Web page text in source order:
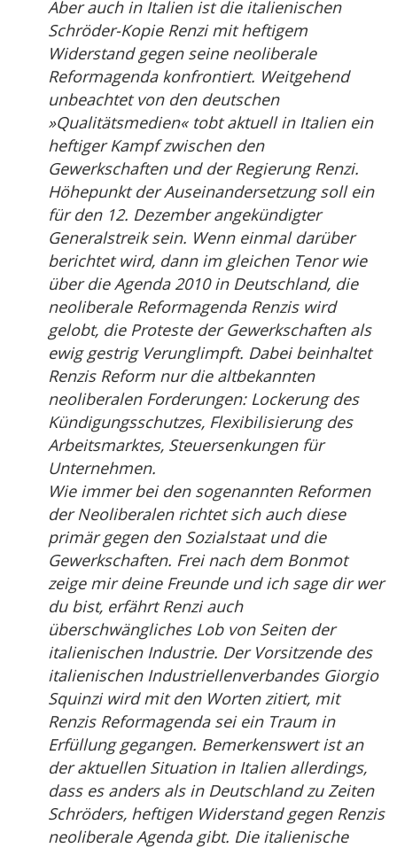
Aber auch in Italien ist die italienischen
Schröder-Kopie Renzi mit heftigem
Widerstand gegen seine neoliberale
Reformagenda konfrontiert. Weitgehend
unbeachtet von den deutschen
»Qualitätsmedien« tobt aktuell in Italien ein
heftiger Kampf zwischen den
Gewerkschaften und der Regierung Renzi.
Höhepunkt der Auseinandersetzung soll ein
für den 12. Dezember angekündigter
Generalstreik sein. Wenn einmal darüber
berichtet wird, dann im gleichen Tenor wie
über die Agenda 2010 in Deutschland, die
neoliberale Reformagenda Renzis wird
gelobt, die Proteste der Gewerkschaften als
ewig gestrig Verunglimpft. Dabei beinhaltet
Renzis Reform nur die altbekannten
neoliberalen Forderungen: Lockerung des
Kündigungsschutzes, Flexibilisierung des
Arbeitsmarktes, Steuersenkungen für
Unternehmen.
Wie immer bei den sogenannten Reformen
der Neoliberalen richtet sich auch diese
primär gegen den Sozialstaat und die
Gewerkschaften. Frei nach dem Bonmot
zeige mir deine Freunde und ich sage dir wer
du bist, erfährt Renzi auch
überschwängliches Lob von Seiten der
italienischen Industrie. Der Vorsitzende des
italienischen Industriellenverbandes Giorgio
Squinzi wird mit den Worten zitiert, mit
Renzis Reformagenda sei ein Traum in
Erfüllung gegangen. Bemerkenswert ist an
der aktuellen Situation in Italien allerdings,
dass es anders als in Deutschland zu Zeiten
Schröders, heftigen Widerstand gegen Renzis
neoliberale Agenda gibt. Die italienische